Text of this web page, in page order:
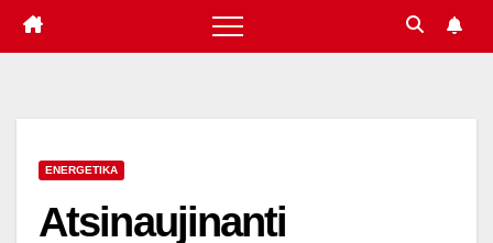
ENERGETIKA
Atsinaujinanti